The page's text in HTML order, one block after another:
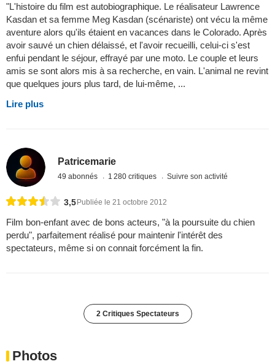
"L'histoire du film est autobiographique. Le réalisateur Lawrence
Kasdan et sa femme Meg Kasdan (scénariste) ont vécu la même
aventure alors qu'ils étaient en vacances dans le Colorado. Après
avoir sauvé un chien délaissé, et l'avoir recueilli, celui-ci s'est
enfui pendant le séjour, effrayé par une moto. Le couple et leurs
amis se sont alors mis à sa recherche, en vain. L'animal ne revint
que quelques jours plus tard, de lui-même, ...
Lire plus
Patricemarie
49 abonnés 1 280 critiques Suivre son activité
3,5 Publiée le 21 octobre 2012
Film bon-enfant avec de bons acteurs, "à la poursuite du chien
perdu", parfaitement réalisé pour maintenir l'intérêt des
spectateurs, même si on connait forcément la fin.
2 Critiques Spectateurs
Photos